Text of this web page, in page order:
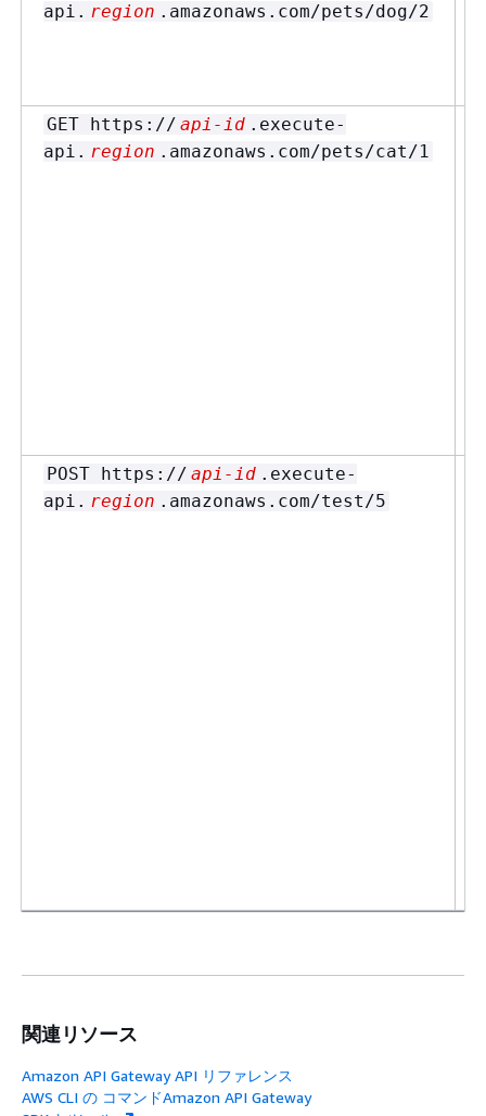
api. region .amazonaws.com/pets/dog/2
GET https:// api-id .execute-
api. region .amazonaws.com/pets/cat/1
POST https:// api-id .execute-
api. region .amazonaws.com/test/5
関連リソース
Amazon API Gateway API リファレンス
AWS CLI の コマンドAmazon API Gateway